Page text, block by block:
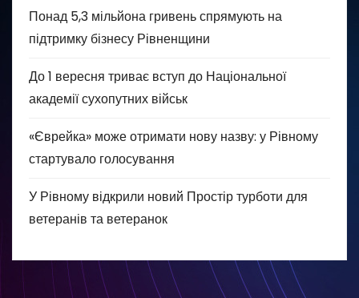
Понад 5,3 мільйона гривень спрямують на
підтримку бізнесу Рівненщини
До 1 вересня триває вступ до Національної
академії сухопутних військ
«Єврейка» може отримати нову назву: у Рівному
стартувало голосування
У Рівному відкрили новий Простір турботи для
ветеранів та ветеранок